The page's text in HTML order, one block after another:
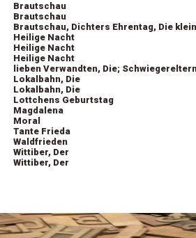
Brautschau
Brautschau
Brautschau, Dichters Ehrentag, Die
Heilige Nacht
Heilige Nacht
Heilige Nacht
lieben Verwandten, Die;
Lokalbahn, Die
Lokalbahn, Die
Lottchens Geburtstag
Magdalena
Moral
Tante Frieda
Waldfrieden
Wittiber, Der
Wittiber, Der